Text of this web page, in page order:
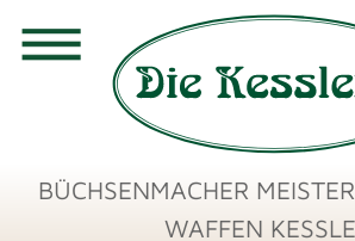
Zurück zur Übersicht
BÜCHSENMACHER MEISTERWERKSTATT